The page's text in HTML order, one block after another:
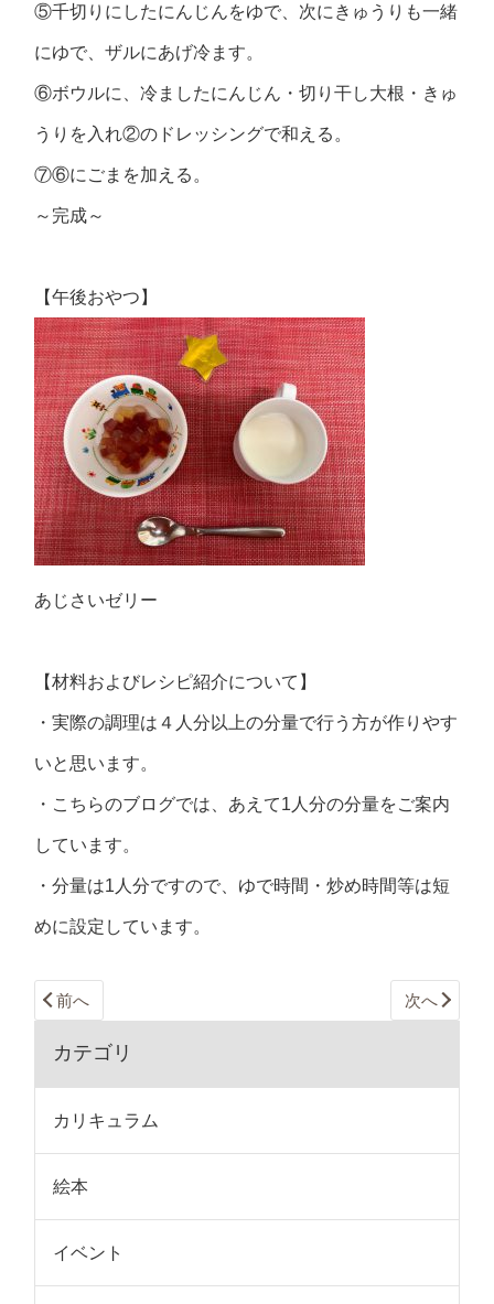
⑤千切りにしたにんじんをゆで、次にきゅうりも一緒
にゆで、ザルにあげ冷ます。
⑥ボウルに、冷ましたにんじん・切り干し大根・きゅ
うりを入れ②のドレッシングで和える。
⑦⑥にごまを加える。
～完成～
【午後おやつ】
あじさいゼリー
【材料およびレシピ紹介について】
・実際の調理は４人分以上の分量で行う方が作りやす
いと思います。
・こちらのブログでは、あえて1人分の分量をご案内
しています。
・分量は1人分ですので、ゆで時間・炒め時間等は短
めに設定しています。
前へ 次へ
カテゴリ
カリキュラム
絵本
イベント